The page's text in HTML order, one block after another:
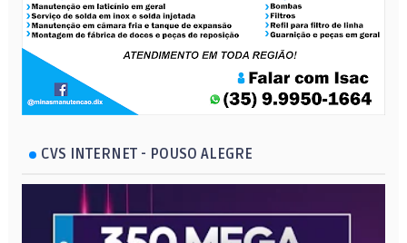
CVS INTERNET - POUSO ALEGRE